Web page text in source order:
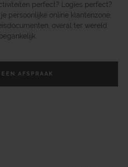
perfect? Logies perfect?
persoonlijke online klantenzone.
overal ter wereld
AFSPRAAK